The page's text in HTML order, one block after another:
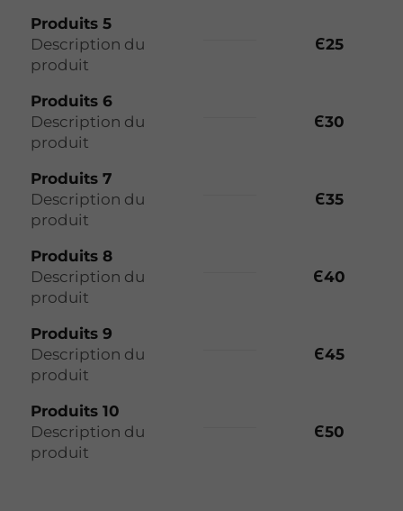
Produits 5
Description du
produit
Є25
Produits 6
Description du
produit
Є30
Produits 7
Description du
produit
Є35
Produits 8
Description du
produit
Є40
Produits 9
Description du
produit
Є45
Produits 10
Description du
produit
Є50